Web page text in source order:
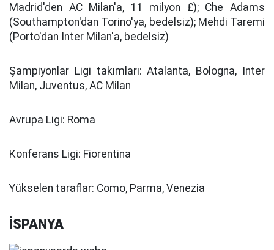
Madrid'den AC Milan'a, 11 milyon £); Che Adams
(Southampton'dan Torino'ya, bedelsiz); Mehdi Taremi
(Porto'dan Inter Milan'a, bedelsiz)
Şampiyonlar Ligi takımları: Atalanta, Bologna, Inter
Milan, Juventus, AC Milan
Avrupa Ligi: Roma
Konferans Ligi: Fiorentina
Yükselen taraflar: Como, Parma, Venezia
İSPANYA